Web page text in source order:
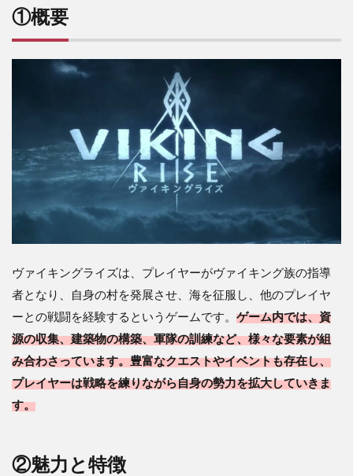
要
3
③
課
ア
テ
に
つ
い
て
4
④
序
盤
攻
い
①概要
ヴァイキングライズは、プレイヤーがヴァイキング族の指導
者となり、自身の村を発展させ、海を征服し、他のプレイヤ
ーとの戦闘を経験するというゲームです。 ゲーム内では、資
源の収集、建築物の構築、軍隊の訓練など、様々な要素が組
み合わさっています。豊富なクエストやイベントも存在し、
プレイヤーは戦略を練りながら自身の勢力を拡大していきま
す。
②魅力と特徴